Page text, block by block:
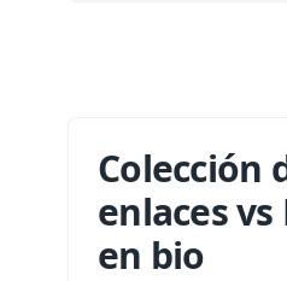
Colección
enlaces vs
en bio